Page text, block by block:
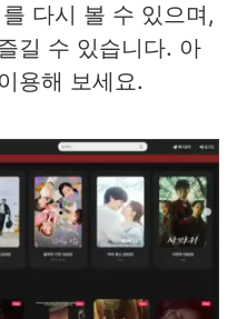
다시 볼 수 있으며,
길 수 있습니다. 아
용해 보세요.